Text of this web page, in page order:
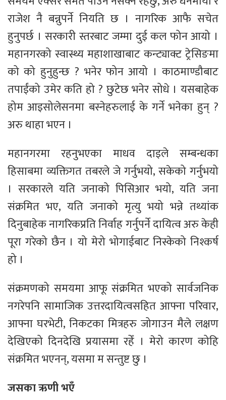
राजेश नै बन्नुपर्ने नियति छ । नागरिक आफै सचेत
हुनुपर्छ । सरकारी स्तरबाट जम्मा दुई कल फोन आयो ।
महानगरको स्वास्थ्य महाशाखाबाट कन्ट्याक्ट ट्रेसिङमा
को को हुनुहुन्छ ? भनेर फोन आयो । काठमाण्डौबाट
तपाईंको उमेर कति हो ? छुटेछ भनेर सोधे । यसबाहेक
होम आइसोलेसनमा बस्नेहरुलाई के गर्ने भनेका हुन् ?
अरु थाहा भएन ।
महानगरमा रहनुभएका माधव दाइले सम्बन्धका
हिसाबमा व्यक्तिगत तबरले जे गर्नुभयो, सकेको गर्नुभयो
। सरकारले यति जनाको पिसिआर भयो, यति जना
संक्रमित भए, यति जनाको मृत्यु भयो भन्ने तथ्यांक
दिनुबाहेक नागरिकप्रति निर्वाह गर्नुपर्ने दायित्व अरु केही
पूरा गरेको छैन । यो मेरो भोगाईबाट निस्केको निश्कर्ष
हो ।
संक्रमणको समयमा आफू संक्रमित भएको सार्वजनिक
नगरेपनि सामाजिक उत्तरदायित्वसहित आफ्ना परिवार,
आफ्ना घरभेटी, निकटका मित्रहरु जोगाउन मैले लक्षण
देखिएको दिनदेखि प्रयासमा रहेँ । मेरो कारण कोहि
संक्रमित भएनन्, यसमा म सन्तुष्ट छु ।
जसका ऋणी भएँ